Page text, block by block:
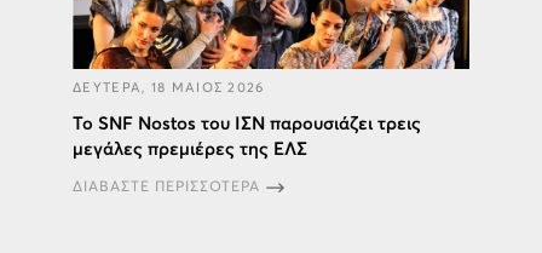
ΔΕΥΤΕΡΑ, 18 ΜΑΙΟΣ 2026
Το SNF Nostos του ΙΣΝ παρουσιάζει τρεις
μεγάλες πρεμιέρες της ΕΛΣ
ΔΙΑΒΑΣΤΕ ΠΕΡΙΣΣΟΤΕΡΑ